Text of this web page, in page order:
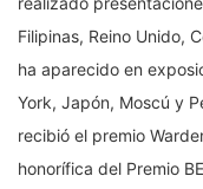
Filipinas, Reino Unido,
ha aparecido en
York, Japón, Moscú y
recibió el premio
honorífica del Premio